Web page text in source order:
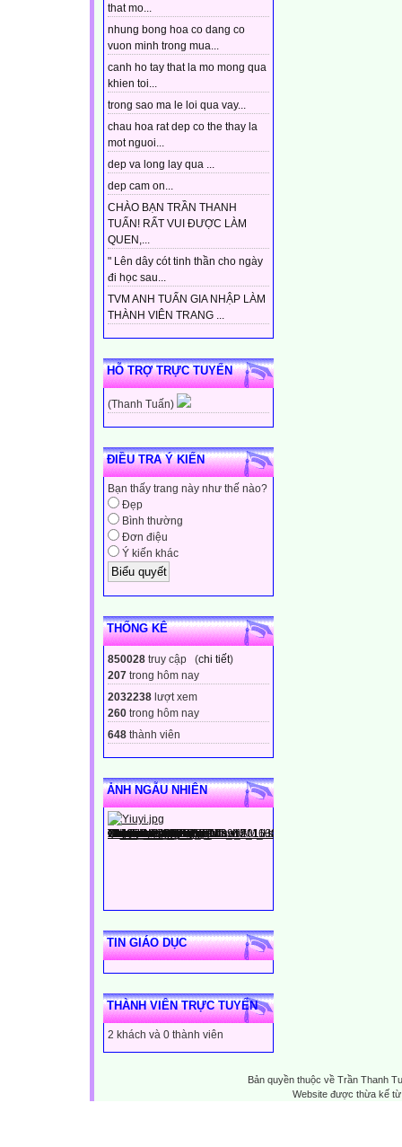
that mo...
nhung bong hoa co dang co
vuon minh trong mua...
canh ho tay that la mo mong qua
khien toi...
trong sao ma le loi qua vay...
chau hoa rat dep co the thay la
mot nguoi...
dep va long lay qua ...
dep cam on...
CHÀO BẠN TRẦN THANH
TUẤN! RẤT VUI ĐƯỢC LÀM
QUEN,...
" Lên dây cót tinh thần cho ngày
đi học sau...
TVM ANH TUẤN GIA NHẬP LÀM
THÀNH VIÊN TRANG ...
HỖ TRỢ TRỰC TUYẾN
(Thanh Tuấn)
ĐIỀU TRA Ý KIẾN
Bạn thấy trang này như thế nào?
Đẹp
Bình thường
Đơn điệu
Ý kiến khác
THỐNG KÊ
850028 truy cập (chi tiết)
207 trong hôm nay
2032238 lượt xem
260 trong hôm nay
648 thành viên
ẢNH NGẪU NHIÊN
TIN GIÁO DỤC
THÀNH VIÊN TRỰC TUYẾN
2 khách và 0 thành viên
Bản quyền thuộc về Trần Thanh
Website được thừa kế